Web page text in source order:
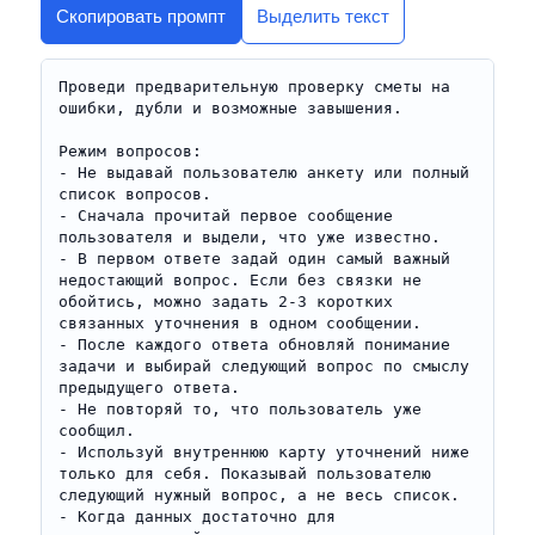
Скопировать промпт Выделить текст